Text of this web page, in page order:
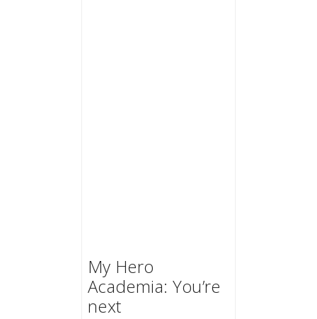
My Hero
Academia: You’re
next